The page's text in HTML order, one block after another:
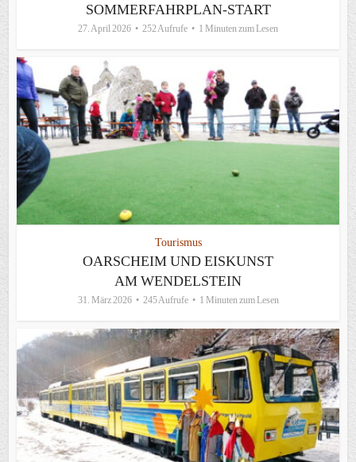
SOMMERFAHRPLAN-START
27. April 2026 252 Aufrufe 1 Minuten zum Lesen
Tourismus
OARSCHEIM UND EISKUNST
AM WENDELSTEIN
31. März 2026 245 Aufrufe 1 Minuten zum Lesen